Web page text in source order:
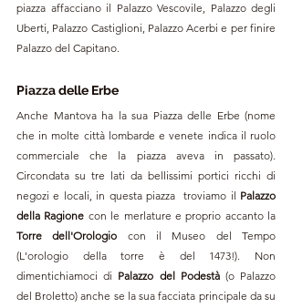
piazza affacciano il Palazzo Vescovile, Palazzo degli
Uberti, Palazzo Castiglioni, Palazzo Acerbi e per finire
Palazzo del Capitano.
Piazza delle Erbe
Anche Mantova ha la sua Piazza delle Erbe (nome
che in molte città lombarde e venete indica il ruolo
commerciale che la piazza aveva in passato).
Circondata su tre lati da bellissimi portici ricchi di
negozi e locali, in questa piazza  troviamo il Palazzo
della Ragione con le merlature e proprio accanto la
Torre dell'Orologio con il Museo del Tempo
(L'orologio della torre è del 1473!). Non
dimentichiamoci di Palazzo del Podestà (o Palazzo
del Broletto) anche se la sua facciata principale da su